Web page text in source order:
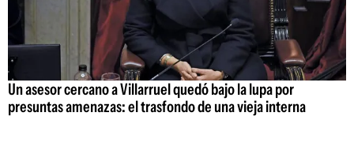
Un asesor cercano a Villarruel quedó bajo la lupa por
presuntas amenazas: el trasfondo de una vieja interna